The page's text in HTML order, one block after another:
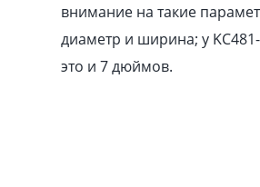
внимание на такие
диаметр и ширина; у
это и 7 дюймов.